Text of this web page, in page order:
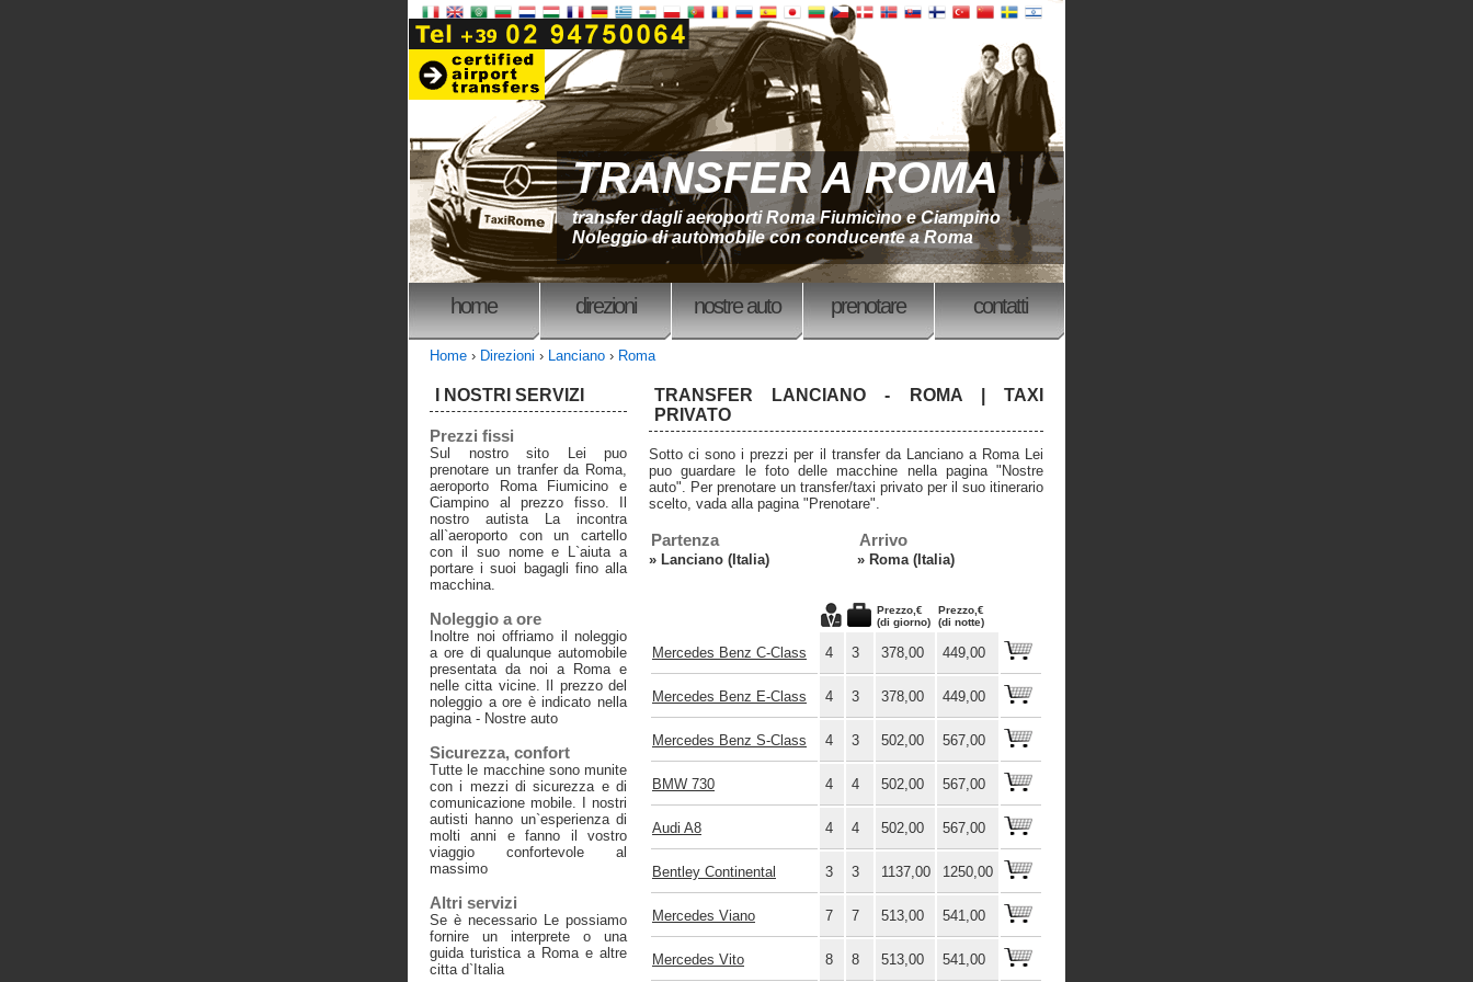
TRANSFER A ROMA
transfer dagli aeroporti Roma Fiumicino e Ciampino
Noleggio di automobile con conducente a Roma
home direzioni nostre auto prenotare contatti
Home › Direzioni › Lanciano › Roma
TRANSFER LANCIANO - ROMA | TAXI
PRIVATO
Sotto ci sono i prezzi per il transfer da Lanciano a Roma Lei
puo guardare le foto delle macchine nella pagina "Nostre
auto". Per prenotare un transfer/taxi privato per il suo itinerario
scelto, vada alla pagina "Prenotare".
Partenza
» Lanciano (Italia)
Arrivo
» Roma (Italia)
Prezzo,€
(di giorno)
Prezzo,€
(di notte)
Mercedes Benz C-Class 4 3 378,00 449,00
Mercedes Benz E-Class 4 3 378,00 449,00
Mercedes Benz S-Class 4 3 502,00 567,00
BMW 730 4 4 502,00 567,00
Audi A8 4 4 502,00 567,00
Bentley Continental 3 3 1137,00 1250,00
Mercedes Viano 7 7 513,00 541,00
Mercedes Vito 8 8 513,00 541,00
I NOSTRI SERVIZI
Prezzi fissi
Sul nostro sito Lei puo
prenotare un tranfer da Roma,
aeroporto Roma Fiumicino e
Ciampino al prezzo fisso. Il
nostro autista La incontra
all`aeroporto con un cartello
con il suo nome e L`aiuta a
portare i suoi bagagli fino alla
macchina.
Noleggio a ore
Inoltre noi offriamo il noleggio
a ore di qualunque automobile
presentata da noi a Roma e
nelle citta vicine. Il prezzo del
noleggio a ore è indicato nella
pagina - Nostre auto
Sicurezza, confort
Tutte le macchine sono munite
con i mezzi di sicurezza e di
comunicazione mobile. I nostri
autisti hanno un`esperienza di
molti anni e fanno il vostro
viaggio confortevole al
massimo
Altri servizi
Se è necessario Le possiamo
fornire un interprete o una
guida turistica a Roma e altre
citta d`Italia